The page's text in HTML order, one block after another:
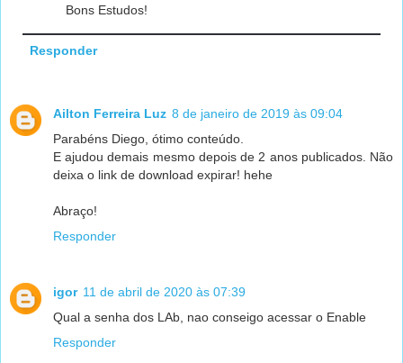
Bons Estudos!
Responder
Ailton Ferreira Luz 8 de janeiro de 2019 às 09:04
Parabéns Diego, ótimo conteúdo.
E ajudou demais mesmo depois de 2 anos publicados. Não
deixa o link de download expirar! hehe
Abraço!
Responder
igor 11 de abril de 2020 às 07:39
Qual a senha dos LAb, nao conseigo acessar o Enable
Responder